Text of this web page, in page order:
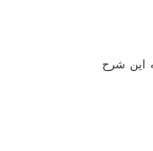
این شرح